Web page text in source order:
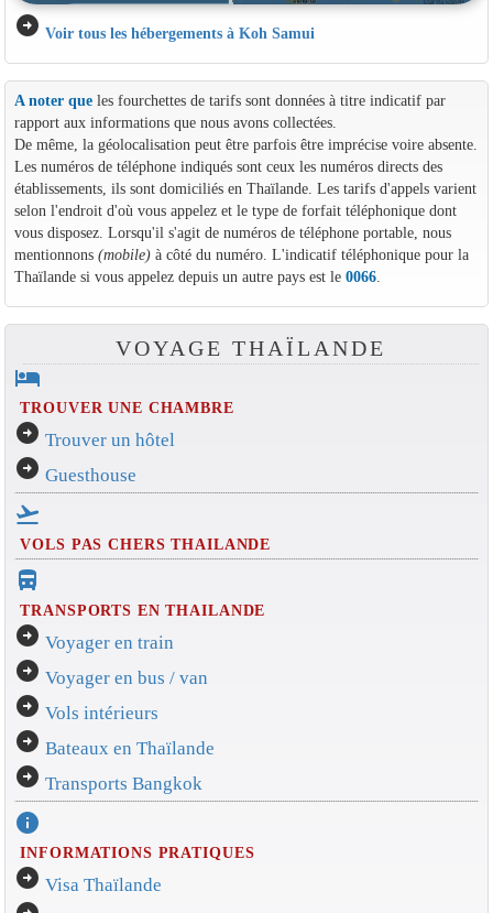
arrow_circle_right Voir tous les hébergements à Koh Samui
A noter queles fourchettes de tarifs sont données à titre indicatif par
rapport aux informations que nous avons collectées.
De même, la géolocalisation peut être parfois être imprécise voire absente.
Les numéros de téléphone indiqués sont ceux les numéros directs des
établissements, ils sont domiciliés en Thaïlande. Les tarifs d'appels varient
selon l'endroit d'où vous appelez et le type de forfait téléphonique dont
vous disposez. Lorsqu'il s'agit de numéros de téléphone portable, nous
mentionnons (mobile)à côté du numéro. L'indicatif téléphonique pour la
Thaïlande si vous appelez depuis un autre pays est le 0066.
VOYAGE THAÏLANDE
hotel
TROUVER UNE CHAMBRE
arrow_circle_right Trouver un hôtel
arrow_circle_right Guesthouse
flight_takeoff
VOLS PAS CHERS THAILANDE
directions_bus_filled
TRANSPORTS EN THAILANDE
arrow_circle_right Voyager en train
arrow_circle_right Voyager en bus / van
arrow_circle_right Vols intérieurs
arrow_circle_right Bateaux en Thaïlande
arrow_circle_right Transports Bangkok
info
INFORMATIONS PRATIQUES
arrow_circle_right Visa Thaïlande